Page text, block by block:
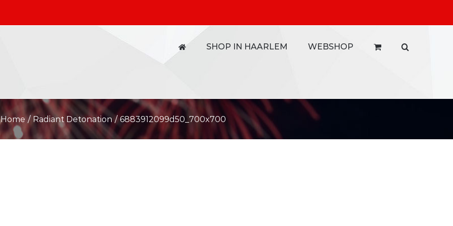
SHOP IN HAARLEM WEBSHOP
Home / Radiant Detonation / 6883912099d50_700x700